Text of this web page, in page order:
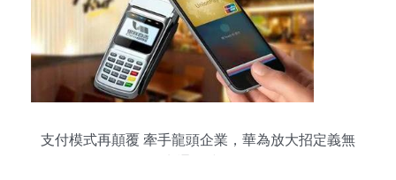
支付模式再顛覆 牽手龍頭企業，華為放大招定義無